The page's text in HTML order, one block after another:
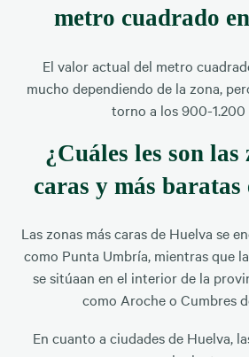
metro cuadrado
El valor actual del metro
mucho dependiendo de la zona,
torno a los 900-1.200
¿Cuáles les son las
caras y más baratas
Las zonas más caras de Huelva se
como Punta Umbría, mientras que
se sitúaan en el interior de la
como Aroche o Cumbres
En cuanto a ciudades de Huelva,